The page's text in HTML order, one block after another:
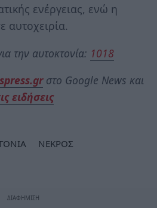
ενέργειας, ενώ η
αυτοχειρία.
την αυτοκτονία: 1018
στο Google News και
ειδήσεις
ΝΕΚΡΟΣ